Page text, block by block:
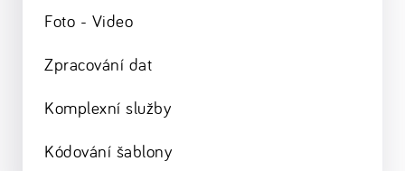
Foto - Video
Zpracování dat
Komplexní služby
Kódování šablony